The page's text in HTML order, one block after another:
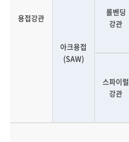
용접강관
아크용접
(SAW)
롤벤딩
강관
스파이럴
강관